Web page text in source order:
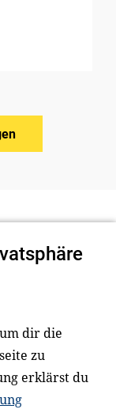
dir die
zu
erklärst du